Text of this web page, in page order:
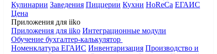
Кулинарии Заведения Пиццерии Кухни HoReCa ЕГАИС
Цена
Приложения для iiko
Приложения для iiko Интеграционные модули
Обучение бухгалтер-калькулятор
Номенклатура ЕГАИС Инвентаризация Производство и